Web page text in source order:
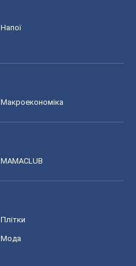
Напої
Макроекономіка
MAMACLUB
Плітки
Мода